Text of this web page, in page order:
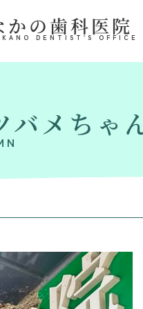
かの歯科医院
DENTIST’S OFFICE
バメちゃ